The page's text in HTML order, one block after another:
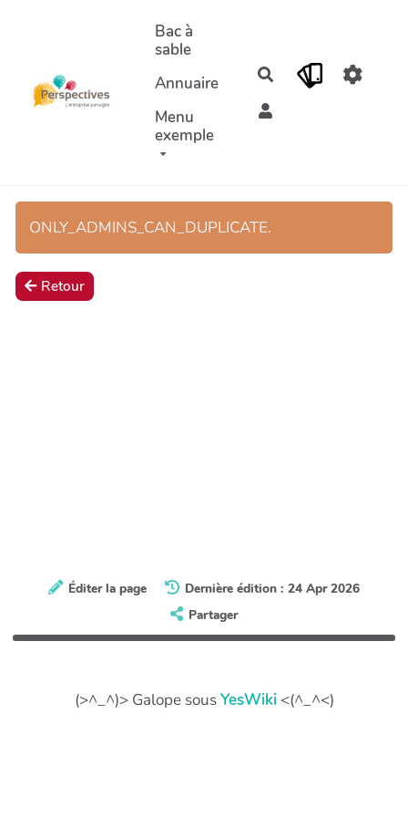
Aller au contenu principal
Bac à
sable
Annuaire
Menu
exemple
Rechercher
ONLY_ADMINS_CAN_DUPLICATE.
Retour
Éditer la page
Dernière édition : 24 Apr 2026
Partager
(>^_^)> Galope sousYesWiki <(^_^<)